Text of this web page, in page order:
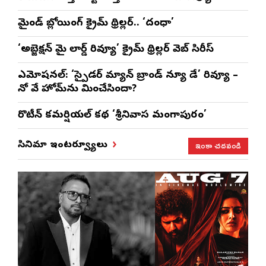
మైండ్ బ్లోయింగ్ క్రైమ్ థ్రిల్లర్.. ‘దంధా’
‘అబ్జెక్ష‌న్ మై లార్డ్ రివ్యూ’ క్రైమ్ థ్రిల్ల‌ర్ వెబ్ సిరీస్
ఎమోష‌న‌ల్‌: ‘స్పైడర్ మ్యాన్ బ్రాండ్ న్యూ డే’ రివ్యూ –
నో వే హోమ్‌ను మించేసిందా?
రొటీన్‌ కమర్షియల్‌ కథ ‘శ్రీనివాస మంగాపురం’
సినిమా ఇంటర్వ్యూలు ఇంకా చదవండి